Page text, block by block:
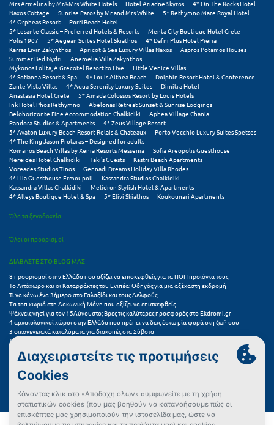
Υ
Ύδρα
Φ
Φιλιατρά Μεσσηνίας
Φλώρινα
Φοινικούντα
Χ
Χαλκίδα
Χαλκιδική
Χανιά
Χερσόνησος
Χερσόνησος Άθως
Χίος
Χράνοι Μεσσηνίας
Ψ
Ψαθόπυργος
Mrs Armelina by Mr&Mrs White Hotels
Hotel Ariadne Skyros
4* On The Rocks Hotel
Naxos Cottage
Sunrise Paros by Mr and Mrs White
5* Rethymno Mare Royal Hotel
4* Orpheas Resort
Porfi Beach Hotel
5* Lesante Classic – Preferred Hotels & Resorts
Menta City Boutique Hotel Crete
Polis 1907
5* Aegean Suites Hotel Skiathos
4* Dafni Plus Hotel Pieria
Karras Livin Zakynthos
Apricot & Sea Luxury Villas Naxos
Aspros Potamos Houses
Summer Bed Nydri
Anemelia Villa Zakynthos
Mykonos Lolita, A Grecotel Resort to Live
Little Venice Villas
4* Sofianna Resort & Spa
4* Louis Althea Beach
Dolphin Resort Hotel & Conference
Zante Vista Villas
4* Aqua Serenity Luxury Suites
Dimitra Hotel
Anastasia Hotel Crete
5* Amada Colossos Resort by Louis Hotels
Ink Hotel Phos Rethymno
Abelonas Retreat Sunset & Sunrise Lodgings
Belohorizonte Fine Accommodation Chalkidiki
Aphea Village Chania
Pandora Studios & Apartments
4* Zeus Village Resort
5* Avaton Luxury Beach Resort Relais & Chateaux
Porto Vecchio Luxury Suites Spetses
4* The King Jason Protaras – Designed for adults
Romanos Beach Villas by Xenia Resorts Messenia
Sofia Areopolis Guesthouse
Nereides Hotel Chalkidiki
Taki's Guests
Kastri Beach Apartments
Voreades Studios Tinos
Gennadi Dreams Holiday Villa Rhodes
4* Lila Guesthouse Ermoupoli
Kassandra Studios Chalkidiki
Kassandra Villas Chalkidiki
Melidron Stylish Hotel & Apartments
4* Alleys Boutique Hotel & Spa
5* Elivi Skiathos Koukounari Apartments
Όλα τα ξενοδοχεία
Όλοι οι προορισμοί
ΔΙΑΒΑΣΤΕ ΣΤΟ BLOG ΜΑΣ
8 προορισμοί στην Ελλάδα που αξίζει να επισκεφθείς για τα ΠΟΠ προϊόντα τους
Το Λιτόχωρο και οι Καταρράκτες του Ενιπέα: Οδηγός για μια αξέχαστη εκδρομή
Τι να κάνω ένα 3ήμερο στο Γαλαξίδι και τους Δελφούς
Τα τοπ χωριά στη Λακωνική Μάνη που αξίζει να επισκεφθείς
Ψάχνεις νησί για τον 15Αύγουστο; Βρες τις καλύτερες προσφορές στο Ekdromi.gr
4 αρχαιολογικοί χώροι στην Ελλάδα που πρέπει να δεις έστω μία φορά στη ζωή σου
3 οικογενειακά καταλύματα για διακοπές στα Σύβοτα
Τα 11 καλύτερα καλοκαιρινά resorts στην Ελλάδα
7 μικρά ελληνικά νησιά για αξέχαστες καλοκαιρινές διακοπές
5+1 ινσταγκραμικές παραλίες στην Ελλάδα που αξίζουν μια θέση στο feed σου
Συχνές Ερωτήσεις (FAQs) για Ξενοδοχεία